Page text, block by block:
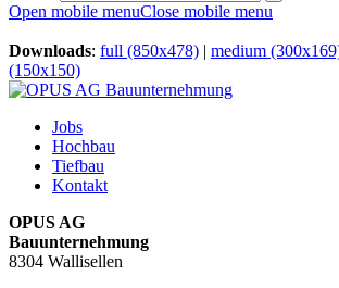
Open mobile menuClose mobile menu
Downloads: full (850x478) | medium
(150x150)
Jobs
Hochbau
Tiefbau
Kontakt
OPUS AG
Bauunternehmung
8304 Wallisellen